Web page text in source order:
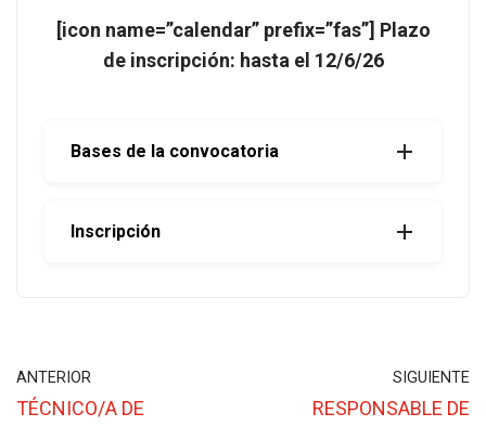
[icon name=”calendar” prefix=”fas”] Plazo
de inscripción: hasta el 12/6/26
Bases de la convocatoria
Inscripción
ANTERIOR
TÉCNICO/A DE
SIGUIENTE
RESPONSABLE DE